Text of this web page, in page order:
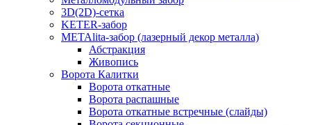
3D(2D)-сетка
KETER-забор
METAlita-забор (лазерный декор металла)
Абстракция
Живопись
Ворота Калитки
Ворота откатные
Ворота распашные
Ворота откатные встречные (слайды)